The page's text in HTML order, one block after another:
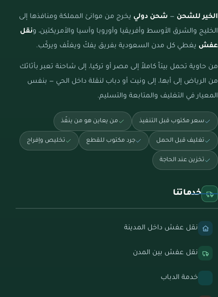
الخير للشحن — شحن دولي يخرج من موانئ المملكة ومنافذها إلى
الخليج والشرق الأوسط وأفريقيا وأوروبا وآسيا والأمريكتين، ونقل
عفش يغطي كل مدن السعودية بفريق يفكّ ويغلّف ويركّب.
من حاوية تحمل بيتاً كاملاً إلى مصر أو تركيا، إلى شاحنة تعبر بأثاثك
من الرياض إلى أبها، إلى ونيت أو دباب لنقلة داخل الحي — بنفس
المعيار في التغليف والمتابعة والتسليم.
سعر مكتوب قبل التنفيذ من يعاين هو من ينفّذ
تغليف قبل الحمل جرد مكتوب للقطع تخليص وإفراج
تخزين عند الحاجة
خدماتنا
نقل عفش داخل المدينة
نقل عفش بين المدن
خدمة الدباب